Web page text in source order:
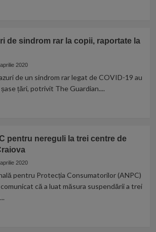
de sindrom rar la copii, raportate la
2020
de un sindrom rar legat de COVID-19 au
țări, potrivit The Guardian....
pentru nereguli la trei centre de
2020
pentru Protecția Consumatorilor (ANPC)
că a luat măsura suspendării a trei